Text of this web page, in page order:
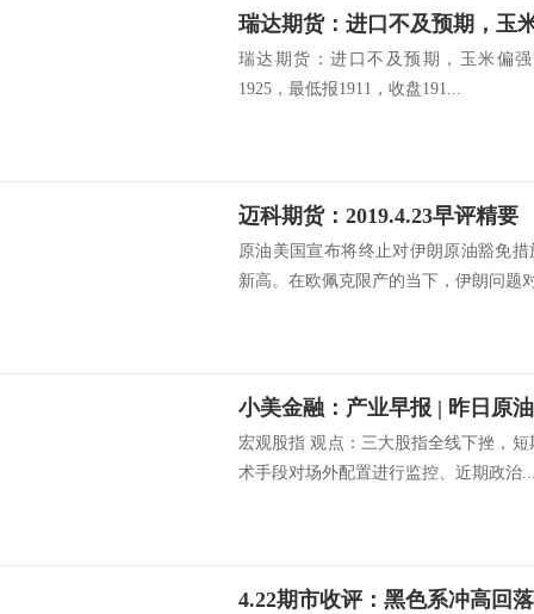
瑞达期货：进口不及预期，玉
瑞达期货：进口不及预期，玉米偏
1925，最低报1911，收盘191...
迈科期货：2019.4.23早评精要
原油美国宣布将终止对伊朗原油豁免
新高。在欧佩克限产的当下，伊朗问题
宏观股指 观点：三大股指全线下挫，
术手段对场外配置进行监控、近期政治
4.22期市收评：黑色系冲高回